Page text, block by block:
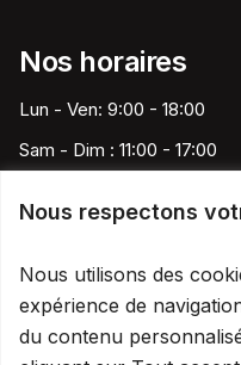
Nos horaires
Lun - Ven: 9:00 - 18:00
Sam - Dim : 11:00 - 17:00
Speed Pare-
09 80 80 13 06
Nous respectons
Nous utilisons des
expérience de
du contenu